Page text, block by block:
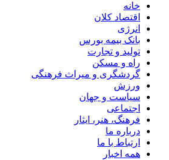
خانه
اقتصاد کلان
انرژی
بانک بیمه بورس
تولید و تجارت
راه و مسکن
گردشگری و میراث فرهنگی
ورزش
سیاست و جهان
اجتماعی
فرهنگ، هنر، ایثار
درباره ما
ارتباط با ما
همه اخبار